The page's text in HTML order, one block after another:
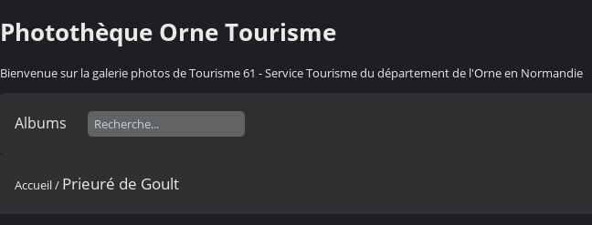
Photothèque Orne Tourisme
Bienvenue sur la galerie photos de Tourisme 61 - Service Tourisme du département de l'Orne en Normandie
Albums
Accueil/ Prieuré de Goult